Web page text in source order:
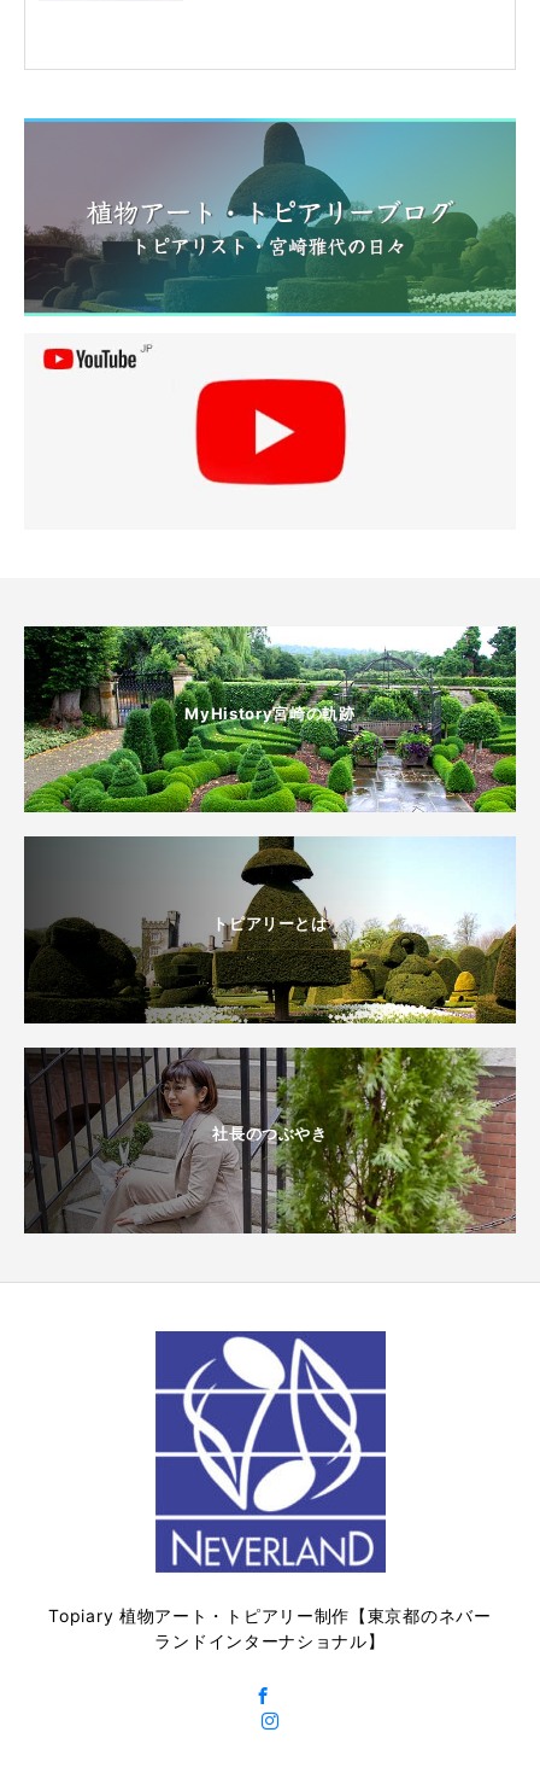
MyHistory宮崎の軌跡
トピアリーとは
社長のつぶやき
Topiary 植物アート・トピアリー制作【東京都のネバー
ランドインターナショナル】